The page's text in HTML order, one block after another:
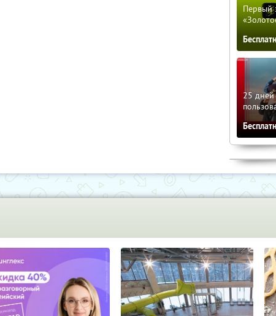
Первый
25 дней